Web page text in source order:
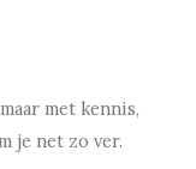
met kennis,
je net zo ver.